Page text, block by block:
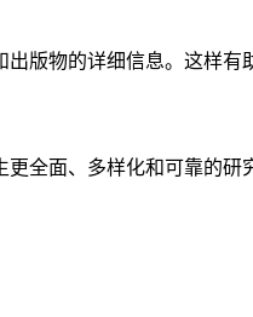
版物的详细信息。这样有
全面、多样化和可靠的研